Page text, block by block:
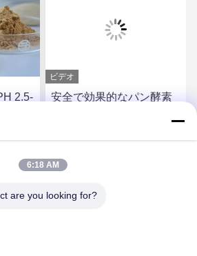
2.5-
蒸
る
ビデオ
安全で効果的なパン酵素
6:18 AM
are you looking for?